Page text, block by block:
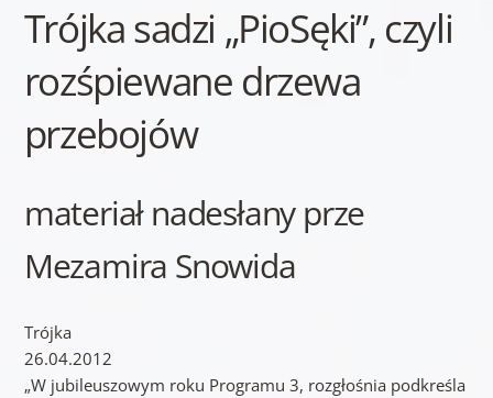
Trójka sadzi „PioSęki”, czyli
rozśpiewane drzewa
przebojów
materiał nadesłany prze
Mezamira Snowida
Trójka
26.04.2012
„W jubileuszowym roku Programu 3, rozgłośnia podkreśla